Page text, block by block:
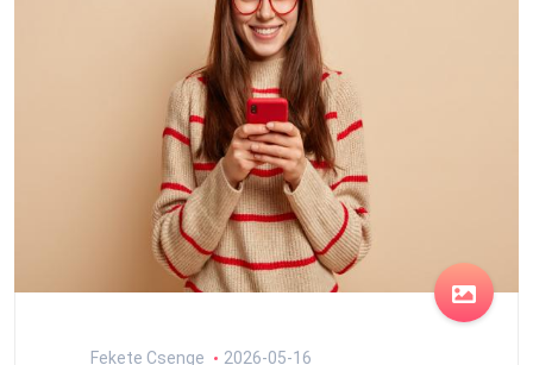
Fekete Csenge 2026-05-16